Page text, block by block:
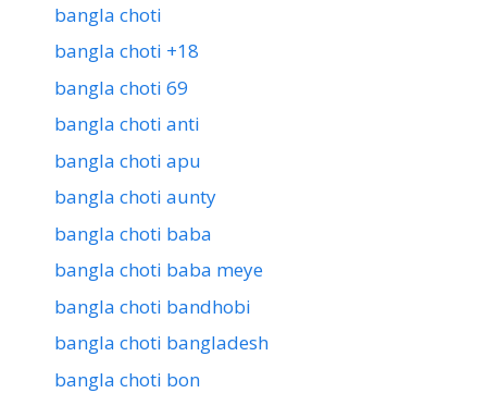
bangla choti
bangla choti +18
bangla choti 69
bangla choti anti
bangla choti apu
bangla choti aunty
bangla choti baba
bangla choti baba meye
bangla choti bandhobi
bangla choti bangladesh
bangla choti bon